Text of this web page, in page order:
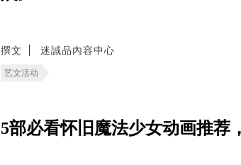
撰文 迷誠品內容中心
艺文活动
5部必看怀旧魔法少女动画推荐